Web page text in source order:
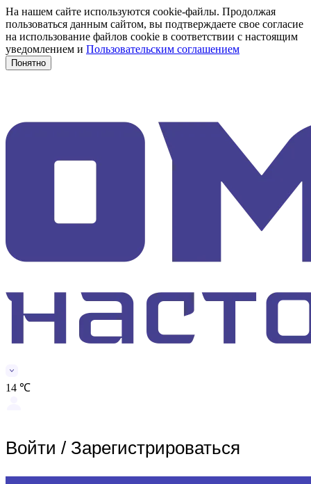
На нашем сайте используются cookie-файлы. Продолжая
пользоваться данным сайтом, вы подтверждаете свое согласие
на использование файлов cookie в соответствии с настоящим
уведомлением и Пользовательским соглашением
Понятно
14 ℃
Войти / Зарегистрироваться